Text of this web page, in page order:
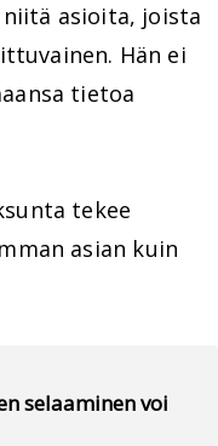
asioita, joista
Hän ei
tietoa
tekee
asian kuin
selaaminen voi